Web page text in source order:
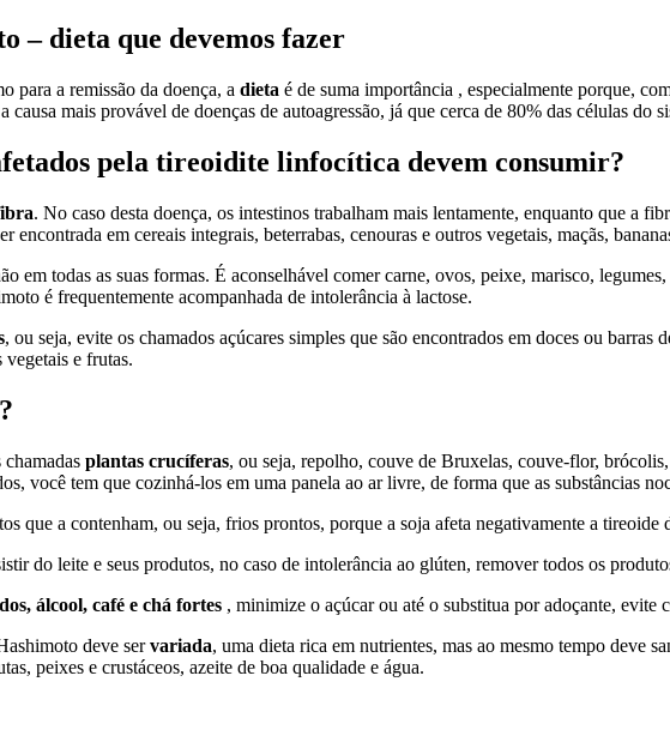
– dieta que devemos fazer
para a remissão da doença, a dieta é de suma importância , especialmente porque,
mais provável de doenças de autoagressão, já que cerca de 80% das células do
pela tireoidite linfocítica devem consumir?
. No caso desta doença, os intestinos trabalham mais lentamente, enquanto que a
encontrada em cereais integrais, beterrabas, cenouras e outros vegetais, maçãs,
em todas as suas formas. É aconselhável comer carne, ovos, peixe, marisco,
é frequentemente acompanhada de intolerância à lactose.
, ou seja, evite os chamados açúcares simples que são encontrados em doces ou
vegetais e frutas.
plantas crucíferas, ou seja, repolho, couve de Bruxelas, couve-flor,
você tem que cozinhá-los em uma panela ao ar livre, de forma que as substâncias
que a contenham, ou seja, frios prontos, porque a soja afeta negativamente a tireoide
do leite e seus produtos, no caso de intolerância ao glúten, remover todos os
álcool, café e chá fortes , minimize o açúcar ou até o substitua por adoçante, evite
deve servariada, uma dieta rica em nutrientes, mas ao mesmo tempo deve
peixes e crustáceos, azeite de boa qualidade e água.